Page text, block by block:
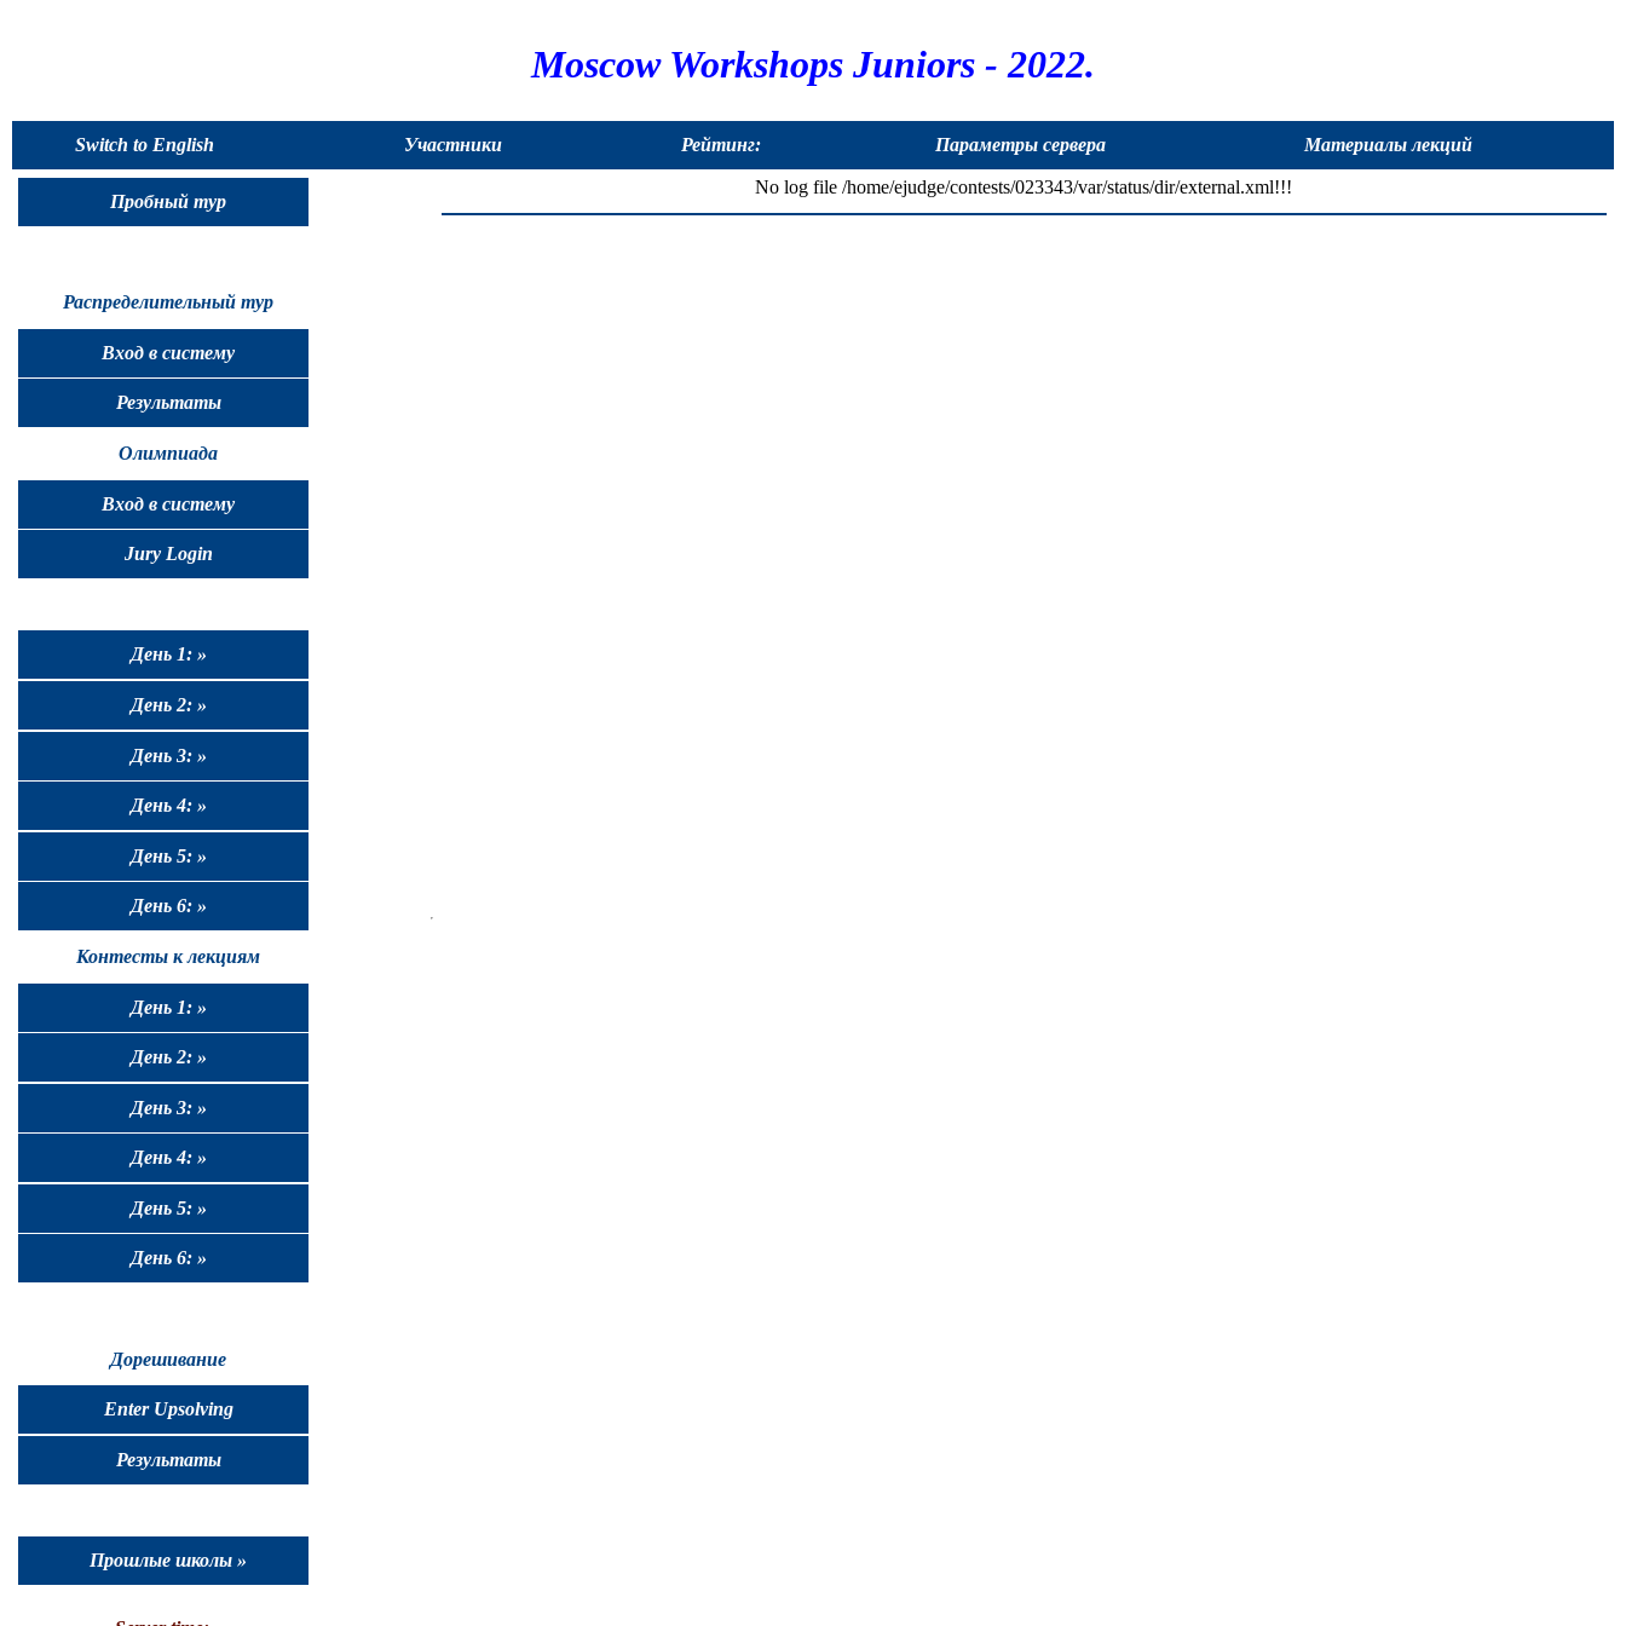
Moscow Workshops Juniors - 2022.
Switch to English Участники Рейтинг: Параметры сервера Материалы лекций
Пробный тур
Распределительный тур
Вход в систему
Результаты
Олимпиада
Вход в систему
Jury Login
День 1: »
День 2: »
День 3: »
День 4: »
День 5: »
День 6: »
Контесты к лекциям
День 1: »
День 2: »
День 3: »
День 4: »
День 5: »
День 6: »
Дорешивание
Enter Upsolving
Результаты
Прошлые школы »
No log file /home/ejudge/contests/023343/var/status/dir/external.xml!!!